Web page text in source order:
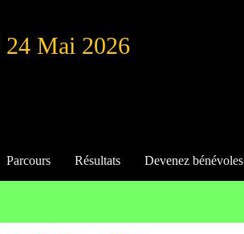
24 Mai 2026
Parcours Résultats Devenez bénévoles